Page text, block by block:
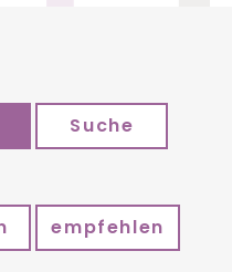
Suche
empfehlen